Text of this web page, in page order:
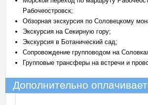
Рабочеостровск;
Обзорная экскурсия по Соловецкому
Экскурсия на Секирную гору;
Экскурсия в Ботанический сад;
Сопровождение групповодом на
Групповые трансферы на встречи и
Дополнительно